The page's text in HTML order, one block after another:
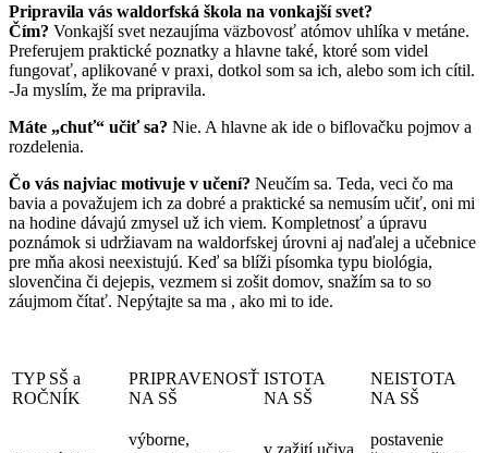
Pripravila vás waldorfská škola na vonkajší svet?
Čím? Vonkajší svet nezaujíma väzbovosť atómov uhlíka v metáne.
Preferujem praktické poznatky a hlavne také, ktoré som videl
fungovať, aplikované v praxi, dotkol som sa ich, alebo som ich cítil.
-Ja myslím, že ma pripravila.
Máte „chuť“ učiť sa? Nie. A hlavne ak ide o biflovačku pojmov a
rozdelenia.
Čo vás najviac motivuje v učení? Neučím sa. Teda, veci čo ma
bavia a považujem ich za dobré a praktické sa nemusím učiť, oni mi
na hodine dávajú zmysel už ich viem. Kompletnosť a úpravu
poznámok si udržiavam na waldorfskej úrovni aj naďalej a učebnice
pre mňa akosi neexistujú. Keď sa blíži písomka typu biológia,
slovenčina či dejepis, vezmem si zošit domov, snažím sa to so
záujmom čítať. Nepýtajte sa ma , ako mi to ide.
TYP SŠ a
ROČNÍK
PRIPRAVENOSŤ
NA SŠ
ISTOTA
NA SŠ
NEISTOTA
NA SŠ
výborne,
v zažití učiva
postavenie